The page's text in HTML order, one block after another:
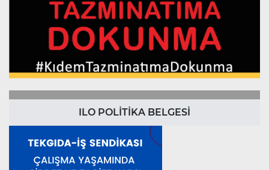
ILO POLİTİKA BELGESİ